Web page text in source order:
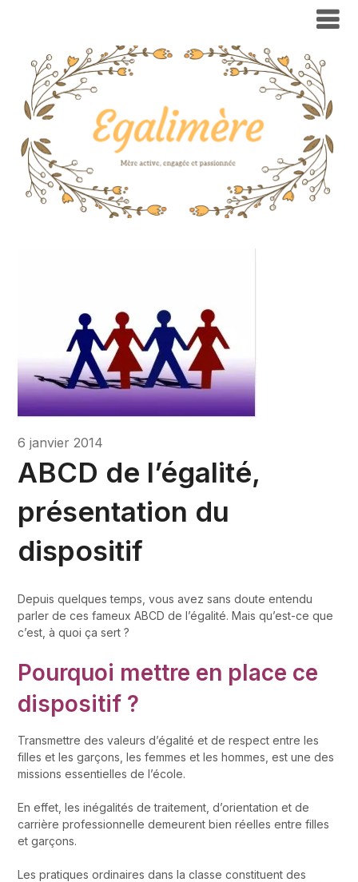
6 janvier 2014
ABCD de l’égalité,
présentation du
dispositif
Depuis quelques temps, vous avez sans doute entendu
parler de ces fameux ABCD de l’égalité. Mais qu’est-ce que
c’est, à quoi ça sert ?
Pourquoi mettre en place ce
dispositif ?
Transmettre des valeurs d’égalité et de respect entre les
filles et les garçons, les femmes et les hommes, est une des
missions essentielles de l’école.
En effet, les inégalités de traitement, d’orientation et de
carrière professionnelle demeurent bien réelles entre filles
et garçons.
Les pratiques ordinaires dans la classe constituent des